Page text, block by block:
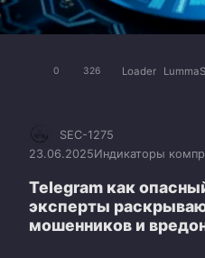
0 326 Loader
SEC-1275
23.06.2025Индикаторы
Telegram как
эксперты
мошенников и